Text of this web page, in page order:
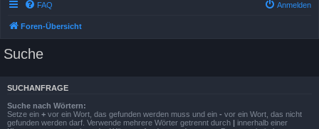
FAQ Anmelden
Foren-Übersicht
Suche
SUCHANFRAGE
Suche nach Wörtern:
Setze ein + vor ein Wort, das gefunden werden muss und ein - vor ein Wort, das nicht
gefunden werden darf. Verwende mehrere Wörter getrennt durch | innerhalb einer